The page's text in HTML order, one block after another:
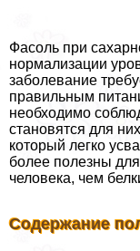
Фасоль при
нормализации
заболевание
правильным
необходимо
становятся для
который легко
более полезны
человека, чем
Содержание